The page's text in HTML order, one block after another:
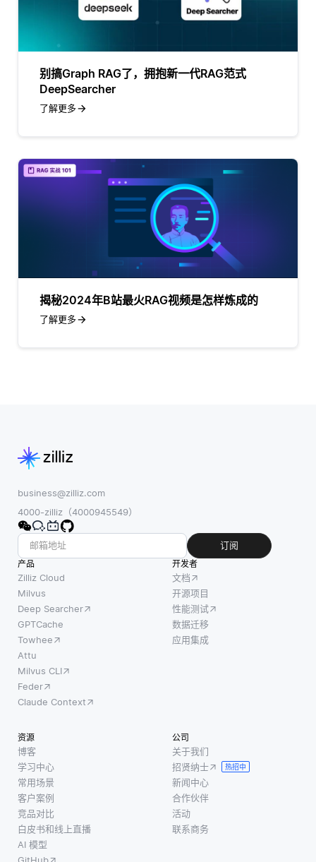
别搞Graph RAG了，拥抱新一代RAG范式
DeepSearcher
了解更多
揭秘2024年B站最火RAG视频是怎样炼成的
了解更多
business@zilliz.com
4000-zilliz（4000945549）
订阅
产品
Zilliz Cloud
Milvus
Deep Searcher
GPTCache
Towhee
Attu
Milvus CLI
Feder
Claude Context
开发者
文档
开源项目
性能测试
数据迁移
应用集成
资源
博客
学习中心
常用场景
客户案例
竞品对比
白皮书和线上直播
AI 模型
公司
关于我们
招贤纳士
热招中
新闻中心
合作伙伴
活动
联系商务